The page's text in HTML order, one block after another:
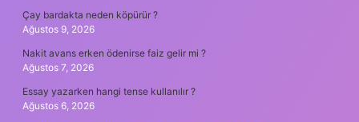
Çay bardakta neden köpürür ?
Ağustos 9, 2026
Nakit avans erken ödenirse faiz gelir mi ?
Ağustos 7, 2026
Essay yazarken hangi tense kullanılır ?
Ağustos 6, 2026